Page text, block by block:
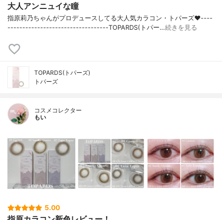
大人アンニュイな瞳
指原莉乃ちゃんがプロデュースしてる大人気カラコン・トパーズ❤️----
----------------------------------TOPARDS(トパー…続きを見る
TOPARDS(トパーズ)
トパーズ
コスメコレクター
もい
5.00